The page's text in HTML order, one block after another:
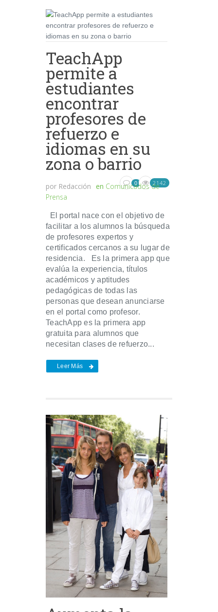
TeachApp
permite a
estudiantes
encontrar
profesores de
refuerzo e
idiomas en su
zona o barrio
por Redacción en Comunicados de
Prensa
0 2142
El portal nace con el objetivo de
facilitar a los alumnos la búsqueda
de profesores expertos y
certificados cercanos a su lugar de
residencia. Es la primera app que
evalúa la experiencia, títulos
académicos y aptitudes
pedagógicas de todas las
personas que desean anunciarse
en el portal como profesor.
TeachApp es la primera app
gratuita para alumnos que
necesitan clases de refuerzo...
Leer Más